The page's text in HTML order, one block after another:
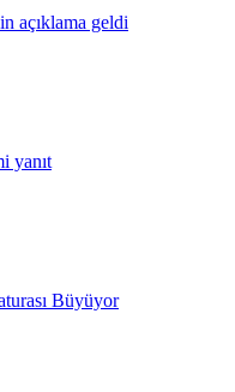
açıklama geldi
yanıt
Büyüyor